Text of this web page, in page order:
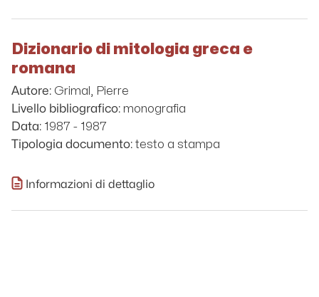
Dizionario di mitologia greca e
romana
Autore: Grimal, Pierre
Livello bibliografico: monografia
Data: 1987 - 1987
Tipologia documento: testo a stampa
Informazioni di dettaglio